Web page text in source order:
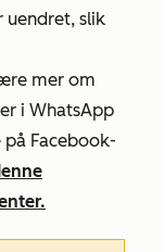
uendret, slik
mer om
i WhatsApp
på Facebook-